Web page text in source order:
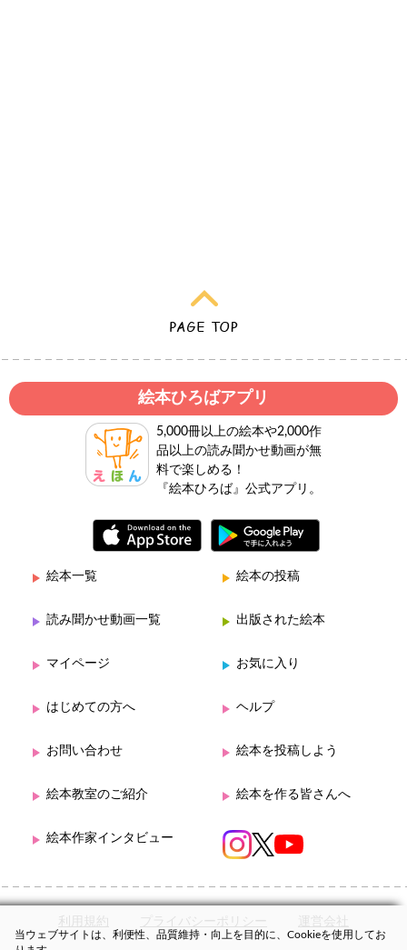
絵本ひろばアプリ
5,000冊以上の絵本や2,000作
品以上の読み聞かせ動画が無
料で楽しめる！
『絵本ひろば』公式アプリ。
絵本一覧 絵本の投稿
読み聞かせ動画一覧 出版された絵本
マイページ お気に入り
はじめての方へ ヘルプ
お問い合わせ 絵本を投稿しよう
絵本教室のご紹介 絵本を作る皆さんへ
絵本作家インタビュー
利用規約 プライバシーポリシー 運営会社
当ウェブサイトは、利便性、品質維持・向上を目的に、Cookieを使用してお